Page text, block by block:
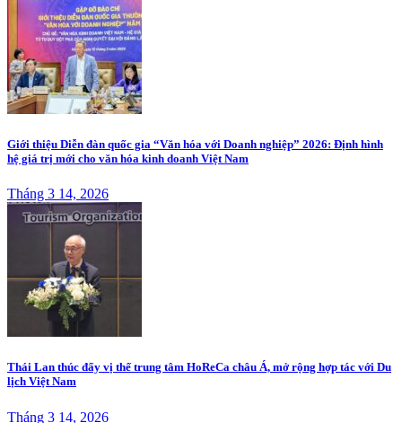
Giới thiệu Diễn đàn quốc gia “Văn hóa với Doanh nghiệp” 2026: Định hình
hệ giá trị mới cho văn hóa kinh doanh Việt Nam
Tháng 3 14, 2026
Thái Lan thúc đẩy vị thế trung tâm HoReCa châu Á, mở rộng hợp tác với Du
lịch Việt Nam
Tháng 3 14, 2026